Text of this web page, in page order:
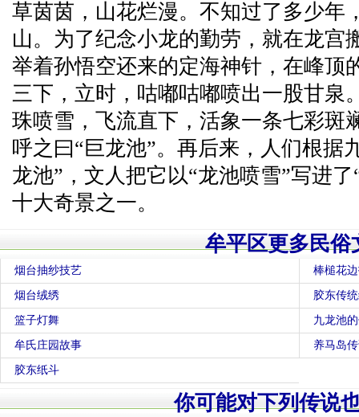
草茵茵，山花烂漫。不知过了多少年
山。为了纪念小龙的勤劳，就在龙宫
举着孙悟空还来的定海神针，在峰顶
三下，立时，咕嘟咕嘟喷出一股甘泉
珠喷雪，飞流直下，活象一条七彩斑
呼之曰“巨龙池”。再后来，人们根据
龙池”，文人把它以“龙池喷雪”写进
十大奇景之一。
牟平区更多民俗
烟台抽纱技艺 棒槌花
烟台绒绣 胶东传
篮子灯舞 九龙池
牟氏庄园故事 养马岛
胶东纸斗
你可能对下列传说